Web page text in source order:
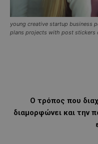
young creative startup business
plans projects with post stickers
O τρόπος που
διαμορφώνει και την